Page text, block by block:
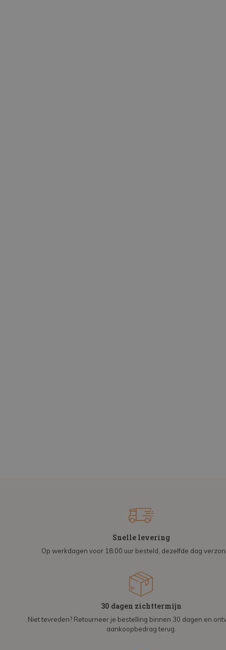
Snelle levering
Op werkdagen voor 18:00 uur besteld, dezelfde dag
30 dagen zichttermijn
Niet tevreden? Retourneer je bestelling binnen 30 dagen en
aankoopbedrag terug.